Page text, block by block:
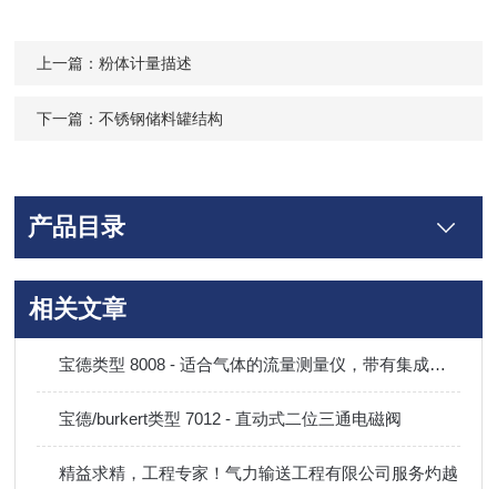
上一篇：粉体计量描述
下一篇：不锈钢储料罐结构
产品目录
相关文章
宝德类型 8008 - 适合气体的流量测量仪，带有集成式输入和输出管道
宝德/burkert类型 7012 - 直动式二位三通电磁阀
精益求精，工程专家！气力输送工程有限公司服务灼越